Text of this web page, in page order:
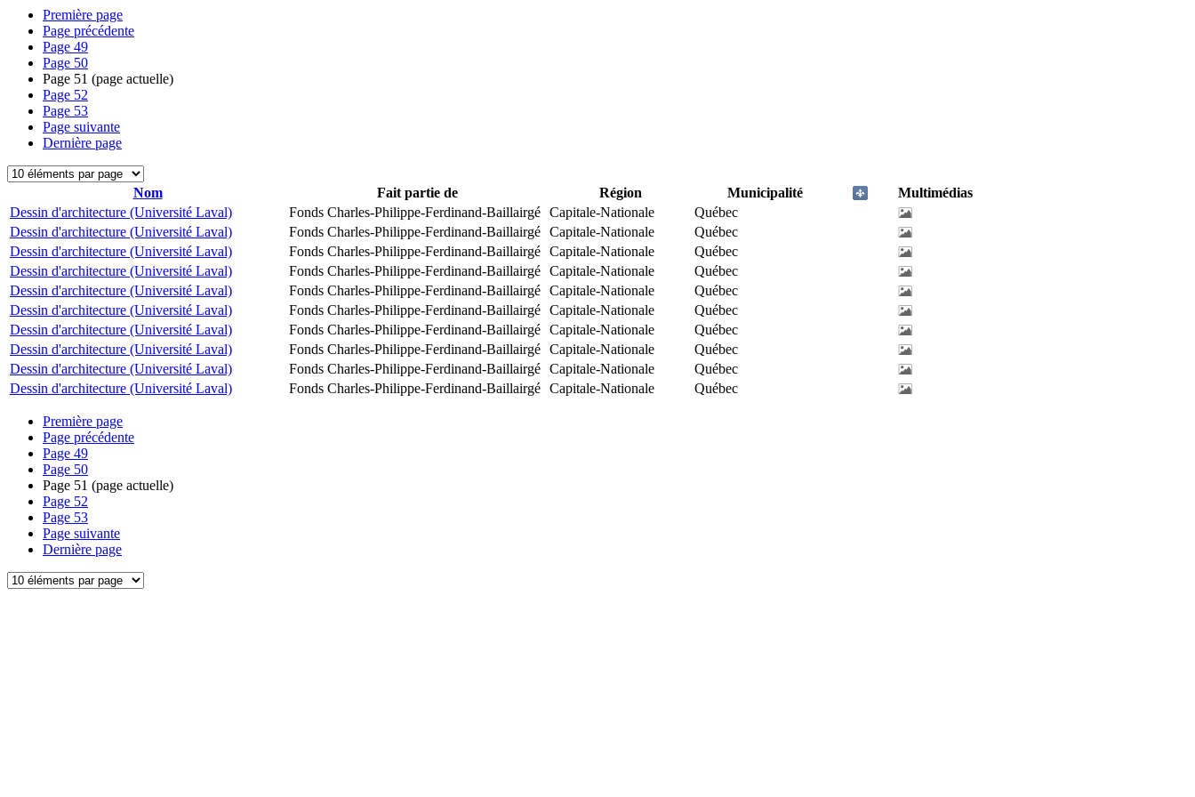
Première page
Page précédente
Page 49
Page 50
Page 51 (page actuelle)
Page 52
Page 53
Page suivante
Dernière page
Nom Fait partie de Région Municipalité
Multimédias
Dessin d'architecture (Université Laval)
Fonds Charles-Philippe-Ferdinand-Baillairgé Capitale-Nationale
Québec
Dessin d'architecture (Université Laval)
Fonds Charles-Philippe-Ferdinand-Baillairgé Capitale-Nationale
Québec
Dessin d'architecture (Université Laval)
Fonds Charles-Philippe-Ferdinand-Baillairgé Capitale-Nationale
Québec
Dessin d'architecture (Université Laval)
Fonds Charles-Philippe-Ferdinand-Baillairgé Capitale-Nationale
Québec
Dessin d'architecture (Université Laval)
Fonds Charles-Philippe-Ferdinand-Baillairgé Capitale-Nationale
Québec
Dessin d'architecture (Université Laval)
Fonds Charles-Philippe-Ferdinand-Baillairgé Capitale-Nationale
Québec
Dessin d'architecture (Université Laval)
Fonds Charles-Philippe-Ferdinand-Baillairgé Capitale-Nationale
Québec
Dessin d'architecture (Université Laval)
Fonds Charles-Philippe-Ferdinand-Baillairgé Capitale-Nationale
Québec
Dessin d'architecture (Université Laval)
Fonds Charles-Philippe-Ferdinand-Baillairgé Capitale-Nationale
Québec
Dessin d'architecture (Université Laval)
Fonds Charles-Philippe-Ferdinand-Baillairgé Capitale-Nationale Québec
Première page
Page précédente
Page 49
Page 50
Page 51 (page actuelle)
Page 52
Page 53
Page suivante
Dernière page